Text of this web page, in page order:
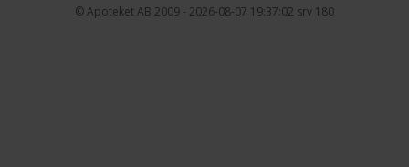
© Apoteket AB 2009 - 2026-08-07 19:37:02 srv 180